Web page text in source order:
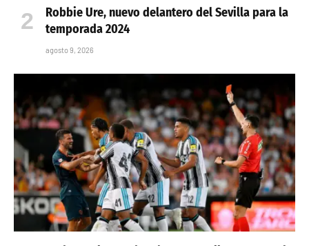
Robbie Ure, nuevo delantero del Sevilla para la
temporada 2024
agosto 9, 2026